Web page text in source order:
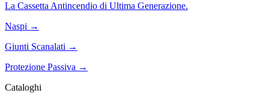
La Cassetta Antincendio di Ultima Generazione.
Naspi →
Giunti Scanalati →
Protezione Passiva →
Cataloghi